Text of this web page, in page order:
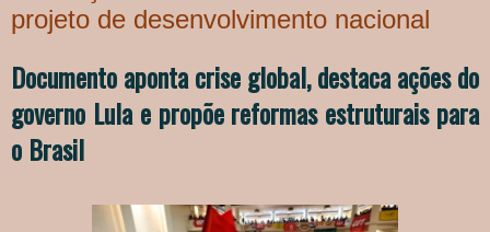
projeto de desenvolvimento nacional
Documento aponta crise global, destaca ações do
governo Lula e propõe reformas estruturais para
o Brasil